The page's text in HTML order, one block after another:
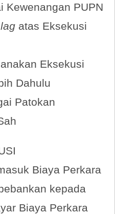
Kewenangan PUPN
atas Eksekusi
Eksekusi
Dahulu
Patokan
Biaya Perkara
kepada
Biaya Perkara